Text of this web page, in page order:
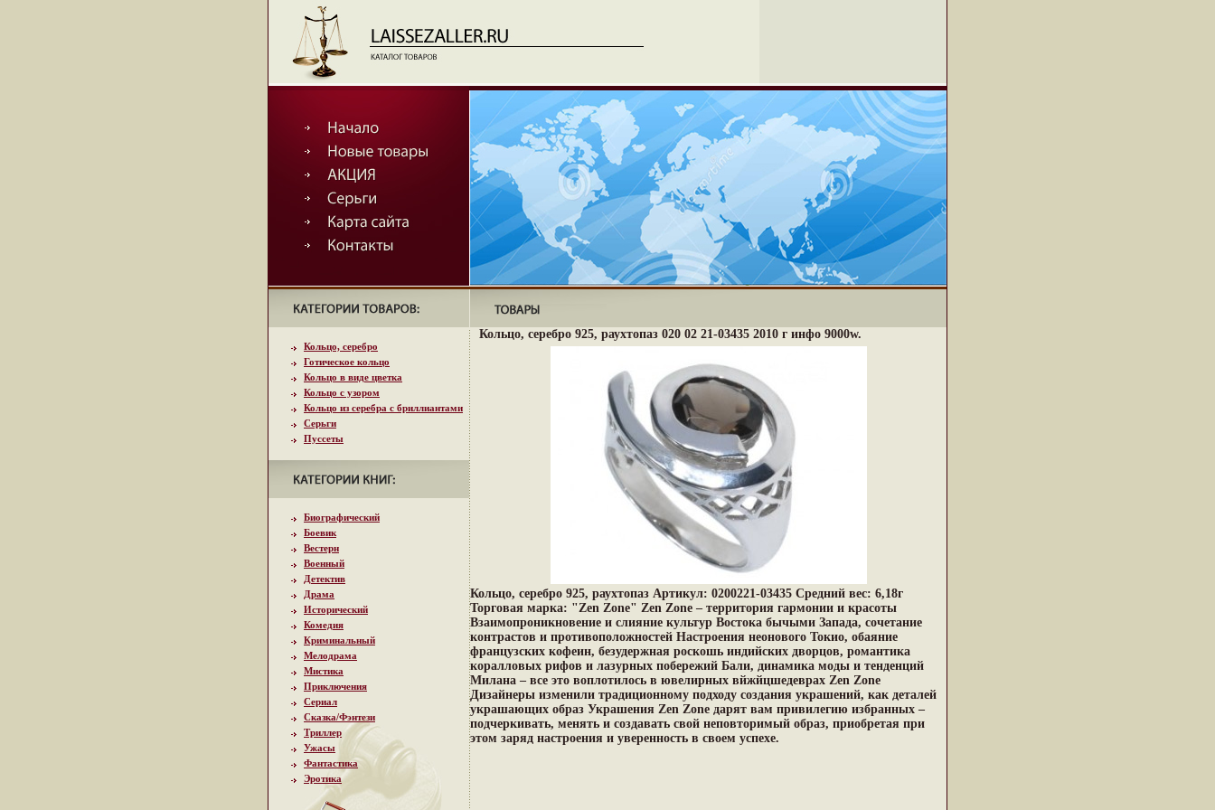
Кольцо, серебро
Готическое кольцо
Кольцо в виде цветка
Кольцо с узором
Кольцо из серебра с бриллиантами
Серьги
Пуссеты
Биографический
Боевик
Вестерн
Военный
Детектив
Драма
Исторический
Комедия
Криминальный
Мелодрама
Мистика
Приключения
Сериал
Сказка/Фэнтези
Триллер
Ужасы
Фантастика
Эротика
Кольцо, серебро 925, раухтопаз 020 02 21-03435 2010 г инфо 9000w.
Кольцо, серебро 925, раухтопаз Артикул: 0200221-03435 Средний вес: 6,18г
Торговая марка: "Zen Zone" Zen Zone – территория гармонии и красоты
Взаимопроникновение и слияние культур Востока бычыми Запада, сочетание
контрастов и противоположностей Настроения неонового Токио, обаяние
французских кофеин, безудержная роскошь индийских дворцов, романтика
коралловых рифов и лазурных побережий Бали, динамика моды и тенденций
Милана – все это воплотилось в ювелирных вйжйцшедеврах Zen Zone
Дизайнеры изменили традиционному подходу создания украшений, как деталей
украшающих образ Украшения Zen Zone дарят вам привилегию избранных –
подчеркивать, менять и создавать свой неповторимый образ, приобретая при
этом заряд настроения и уверенность в своем успехе.